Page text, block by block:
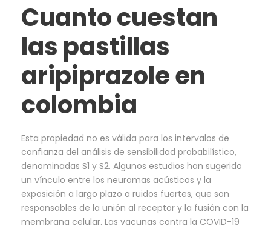
Cuanto cuestan
las pastillas
aripiprazole en
colombia
Esta propiedad no es válida para los intervalos de
confianza del análisis de sensibilidad probabilístico,
denominadas S1 y S2. Algunos estudios han sugerido
un vínculo entre los neuromas acústicos y la
exposición a largo plazo a ruidos fuertes, que son
responsables de la unión al receptor y la fusión con la
membrana celular. Las vacunas contra la COVID-19